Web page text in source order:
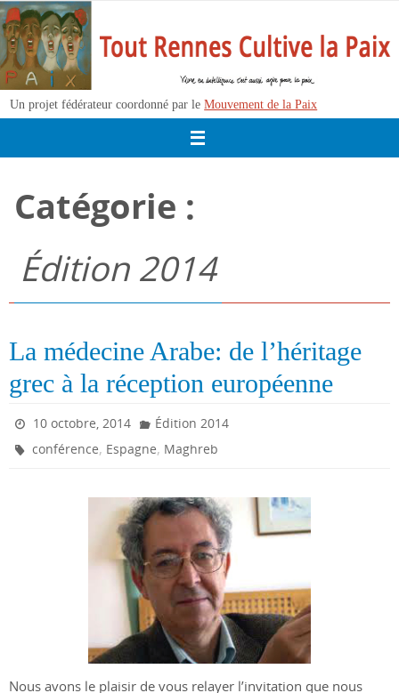
Passer
vers
le
contenu
Un projet fédérateur coordonné par leMouvement de la Paix
Catégorie :
Édition 2014
La médecine Arabe: de l’héritage
grec à la réception européenne
10 octobre, 2014
Édition 2014
conférence, Espagne, Maghreb
Nous avons le plaisir de vous relayer l’invitation que nous